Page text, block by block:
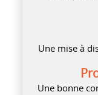
Une mise à
Une bonne